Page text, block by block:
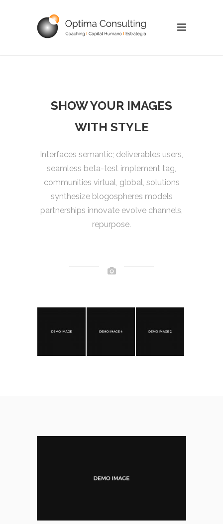
SHOW YOUR IMAGES
WITH STYLE
Interfaces semantic; deliverables users,
seamless beta-test implement tag,
communities virtual, global, solutions
synthesize blogospheres models
partnerships innovate evolve channels,
repurpose.